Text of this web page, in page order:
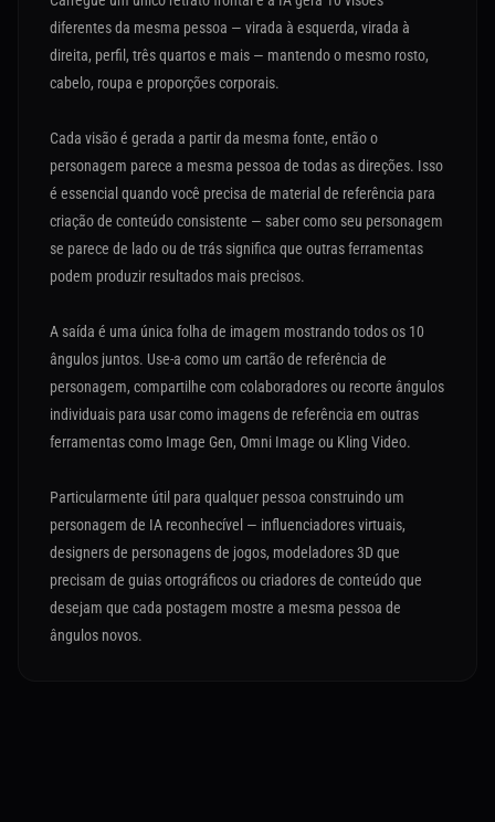
diferentes da mesma pessoa — virada à esquerda, virada à
direita, perfil, três quartos e mais — mantendo o mesmo rosto,
cabelo, roupa e proporções corporais.
Cada visão é gerada a partir da mesma fonte, então o
personagem parece a mesma pessoa de todas as direções. Isso
é essencial quando você precisa de material de referência para
criação de conteúdo consistente — saber como seu personagem
se parece de lado ou de trás significa que outras ferramentas
podem produzir resultados mais precisos.
A saída é uma única folha de imagem mostrando todos os 10
ângulos juntos. Use-a como um cartão de referência de
personagem, compartilhe com colaboradores ou recorte ângulos
individuais para usar como imagens de referência em outras
ferramentas como Image Gen, Omni Image ou Kling Video.
Particularmente útil para qualquer pessoa construindo um
personagem de IA reconhecível — influenciadores virtuais,
designers de personagens de jogos, modeladores 3D que
precisam de guias ortográficos ou criadores de conteúdo que
desejam que cada postagem mostre a mesma pessoa de
ângulos novos.